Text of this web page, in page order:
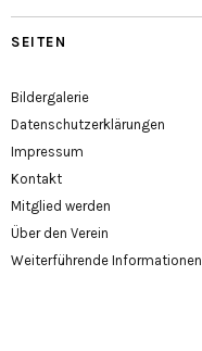
SEITEN
Bildergalerie
Datenschutzerklärungen
Impressum
Kontakt
Mitglied werden
Über den Verein
Weiterführende Informationen